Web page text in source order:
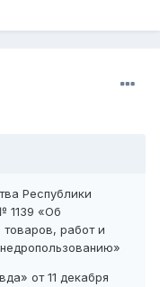
Республики
1139 «Об
работ и
от 11 декабря